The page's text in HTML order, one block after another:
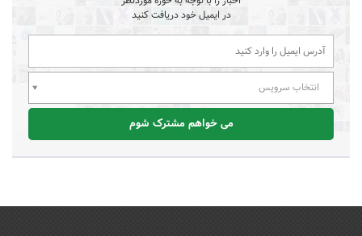
در ایمیل خود دریافت کنید
انتخاب سرویس
می خواهم مشترک شوم